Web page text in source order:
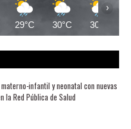
29°C 30°C 30°C
›
infantil y neonatal con nuevas
la Red Pública de Salud